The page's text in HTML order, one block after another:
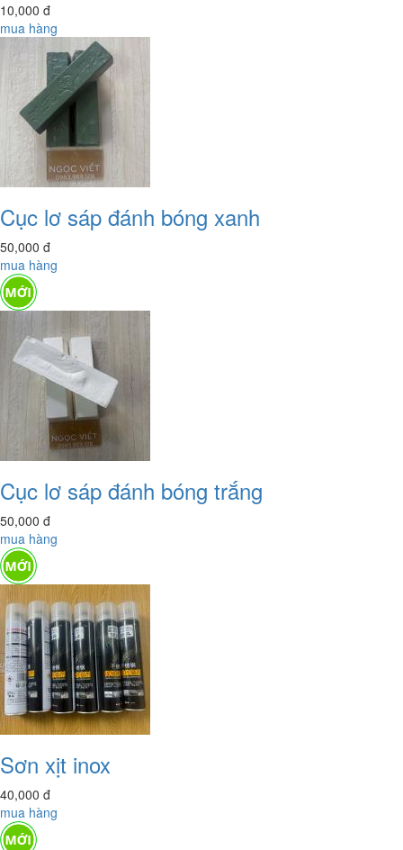
10,000 đ
mua hàng
Cục lơ sáp đánh bóng xanh
50,000 đ
mua hàng
Cục lơ sáp đánh bóng trắng
50,000 đ
mua hàng
Sơn xịt inox
40,000 đ
mua hàng